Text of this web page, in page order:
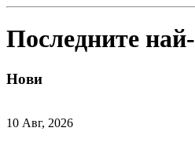
Последните най-
Нови
10 Авг, 2026